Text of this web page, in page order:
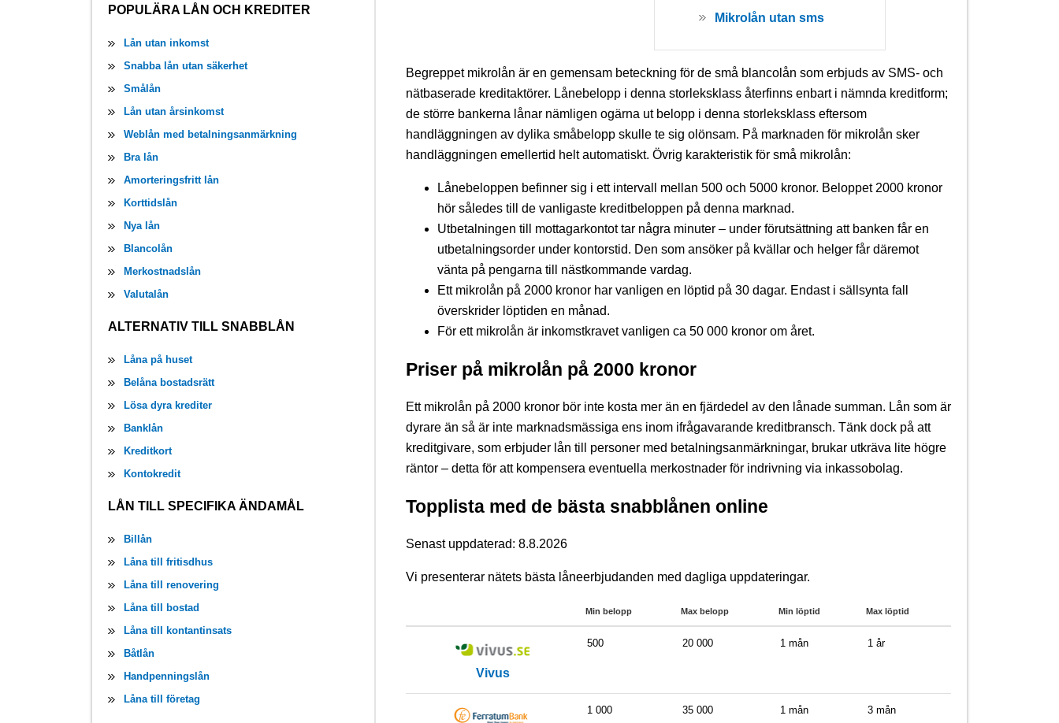
Mikrolån utan sms
Begreppet mikrolån är en gemensam beteckning för de små blancolån som erbjuds av SMS- och
nätbaserade kreditaktörer. Lånebelopp i denna storleksklass återfinns enbart i nämnda kreditform;
de större bankerna lånar nämligen ogärna ut belopp i denna storleksklass eftersom
handläggningen av dylika småbelopp skulle te sig olönsam. På marknaden för mikrolån sker
handläggningen emellertid helt automatiskt. Övrig karakteristik för små mikrolån:
Lånebeloppen befinner sig i ett intervall mellan 500 och 5000 kronor. Beloppet 2000 kronor
hör således till de vanligaste kreditbeloppen på denna marknad.
Utbetalningen till mottagarkontot tar några minuter – under förutsättning att banken får en
utbetalningsorder under kontorstid. Den som ansöker på kvällar och helger får däremot
vänta på pengarna till nästkommande vardag.
Ett mikrolån på 2000 kronor har vanligen en löptid på 30 dagar. Endast i sällsynta fall
överskrider löptiden en månad.
För ett mikrolån är inkomstkravet vanligen ca 50 000 kronor om året.
Priser på mikrolån på 2000 kronor
Ett mikrolån på 2000 kronor bör inte kosta mer än en fjärdedel av den lånade summan. Lån som är
dyrare än så är inte marknadsmässiga ens inom ifrågavarande kreditbransch. Tänk dock på att
kreditgivare, som erbjuder lån till personer med betalningsanmärkningar, brukar utkräva lite högre
räntor – detta för att kompensera eventuella merkostnader för indrivning via inkassobolag.
Topplista med de bästa snabblånen online
Senast uppdaterad: 8.8.2026
Vi presenterar nätets bästa låneerbjudanden med dagliga uppdateringar.
Min belopp Max belopp Min löptid Max löptid
Vivus
500 20 000 1 mån 1 år
1 000 35 000 1 mån 3 mån
POPULÄRA LÅN OCH KREDITER
Lån utan inkomst
Snabba lån utan säkerhet
Smålån
Lån utan årsinkomst
Weblån med betalningsanmärkning
Bra lån
Amorteringsfritt lån
Korttidslån
Nya lån
Blancolån
Merkostnadslån
Valutalån
ALTERNATIV TILL SNABBLÅN
Låna på huset
Belåna bostadsrätt
Lösa dyra krediter
Banklån
Kreditkort
Kontokredit
LÅN TILL SPECIFIKA ÄNDAMÅL
Billån
Låna till fritisdhus
Låna till renovering
Låna till bostad
Låna till kontantinsats
Båtlån
Handpenningslån
Låna till företag